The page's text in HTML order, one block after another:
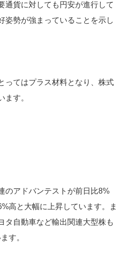
通貨に対しても円安が進行して
姿勢が強まっていることを示し
ってはプラス材料となり、株式
ます。
のアドバンテストが前日比8%
高と大幅に上昇しています。ま
タ自動車など輸出関連大型株も
す。